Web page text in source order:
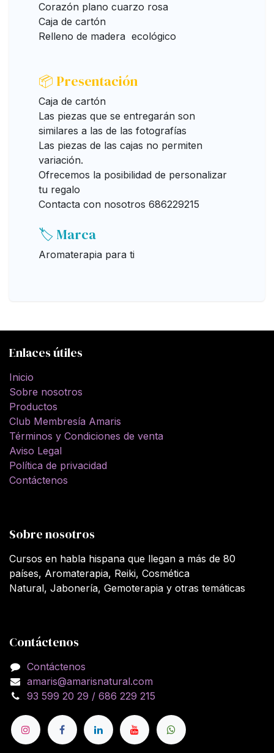
Corazón plano cuarzo rosa
Caja de cartón
Relleno de madera ecológico
📦 Presentación
Caja de cartón
Las piezas que se entregarán son
similares a las de las fotografías
Las piezas de las cajas no permiten
variación.
Ofrecemos la posibilidad de personalizar
tu regalo
Contacta con nosotros 686229215
🏷️ Marca
Aromaterapia para ti
Enlaces útiles
Inicio
Sobre nosotros
Productos
Club Membresía Amaris
Términos y Condiciones de venta
Aviso Legal
Política de privacidad
Contáctenos
Sobre nosotros
Cursos en habla hispana que llegan a más de 80
países, Aromaterapia, Reiki, Cosmética
Natural, Jabonería, Gemoterapia y otras temáticas
Contáctenos
Contáctenos
amaris@amarisnatural.com
93 599 20 29 / 686 229 215